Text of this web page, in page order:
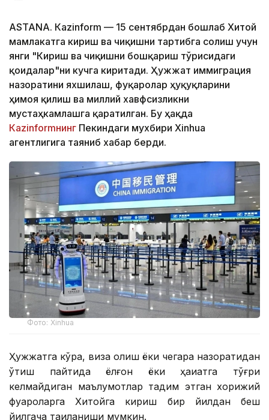
ASTANА. Кazinform — 15 сентябрдан бошлаб Хитой
мамлакатга кириш ва чиқишни тартибга солиш учун
янги "Кириш ва чиқишни бошқариш тўғрисидаги
қоидалар"ни кучга киритади. Ҳужжат иммиграция
назоратини яхшилаш, фуқаролар ҳуқуқларини
ҳимоя қилиш ва миллий хавфсизликни
мустаҳкамлашга қаратилган. Бу ҳақда
Кazinformнинг Пекиндаги мухбири Xinhua
агентлигига таяниб хабар берди.
Фото: Xinhua
Ҳужжатга кўра, виза олиш ёки чегара назоратидан
ўтиш пайтида ёлғон ёки ҳақиқатга тўғри
келмайдиган маълумотлар тақдим этган хорижий
фуқароларга Хитойга кириш бир йилдан беш
йилгача тақиқланиши мумкин.